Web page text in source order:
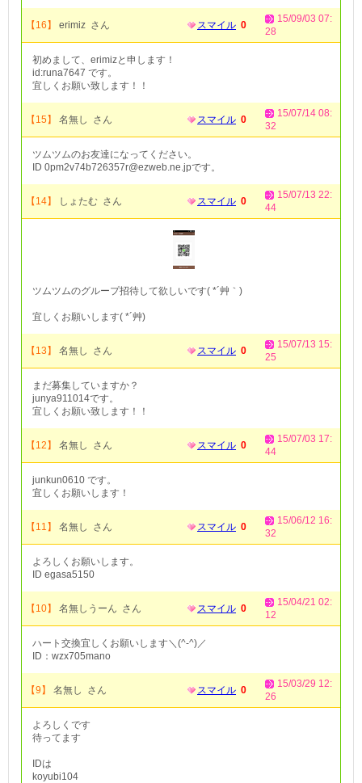
【16】 erimiz さん スマイル 0
15/09/03 07:
28
初めまして、erimizと申します！
id:runa7647 です。
宜しくお願い致します！！
【15】 名無し さん スマイル 0
15/07/14 08:
32
ツムツムのお友達になってください。
ID 0pm2v74b726357r@ezweb.ne.jpです。
【14】 しょたむ さん スマイル 0
15/07/13 22:
44
ツムツムのグループ招待して欲しいです( *´艸｀)
宜しくお願いします( *´艸)
【13】 名無し さん スマイル 0
15/07/13 15:
25
まだ募集していますか？
junya911014です。
宜しくお願い致します！！
【12】 名無し さん スマイル 0
15/07/03 17:
44
junkun0610 です。
宜しくお願いします！
【11】 名無し さん スマイル 0
15/06/12 16:
32
よろしくお願いします。
ID egasa5150
【10】 名無しうーん さん スマイル 0
15/04/21 02:
12
ハート交換宜しくお願いします＼(^-^)／
ID：wzx705mano
【9】 名無し さん スマイル 0
15/03/29 12:
26
よろしくです
待ってます
IDは
koyubi104